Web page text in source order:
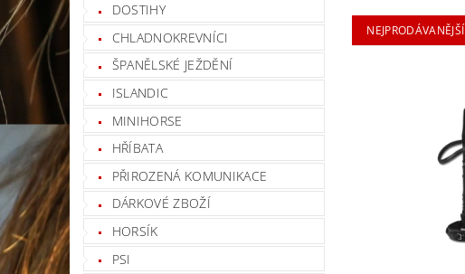
DOSTIHY
CHLADNOKREVNÍCI
ŠPANĚLSKÉ JEŽDĚNÍ
ISLANDIC
MINIHORSE
HŘÍBATA
PŘIROZENÁ KOMUNIKACE
DÁRKOVÉ ZBOŽÍ
HORSÍK
PSI
NEJPRODÁVANĚJŠÍ